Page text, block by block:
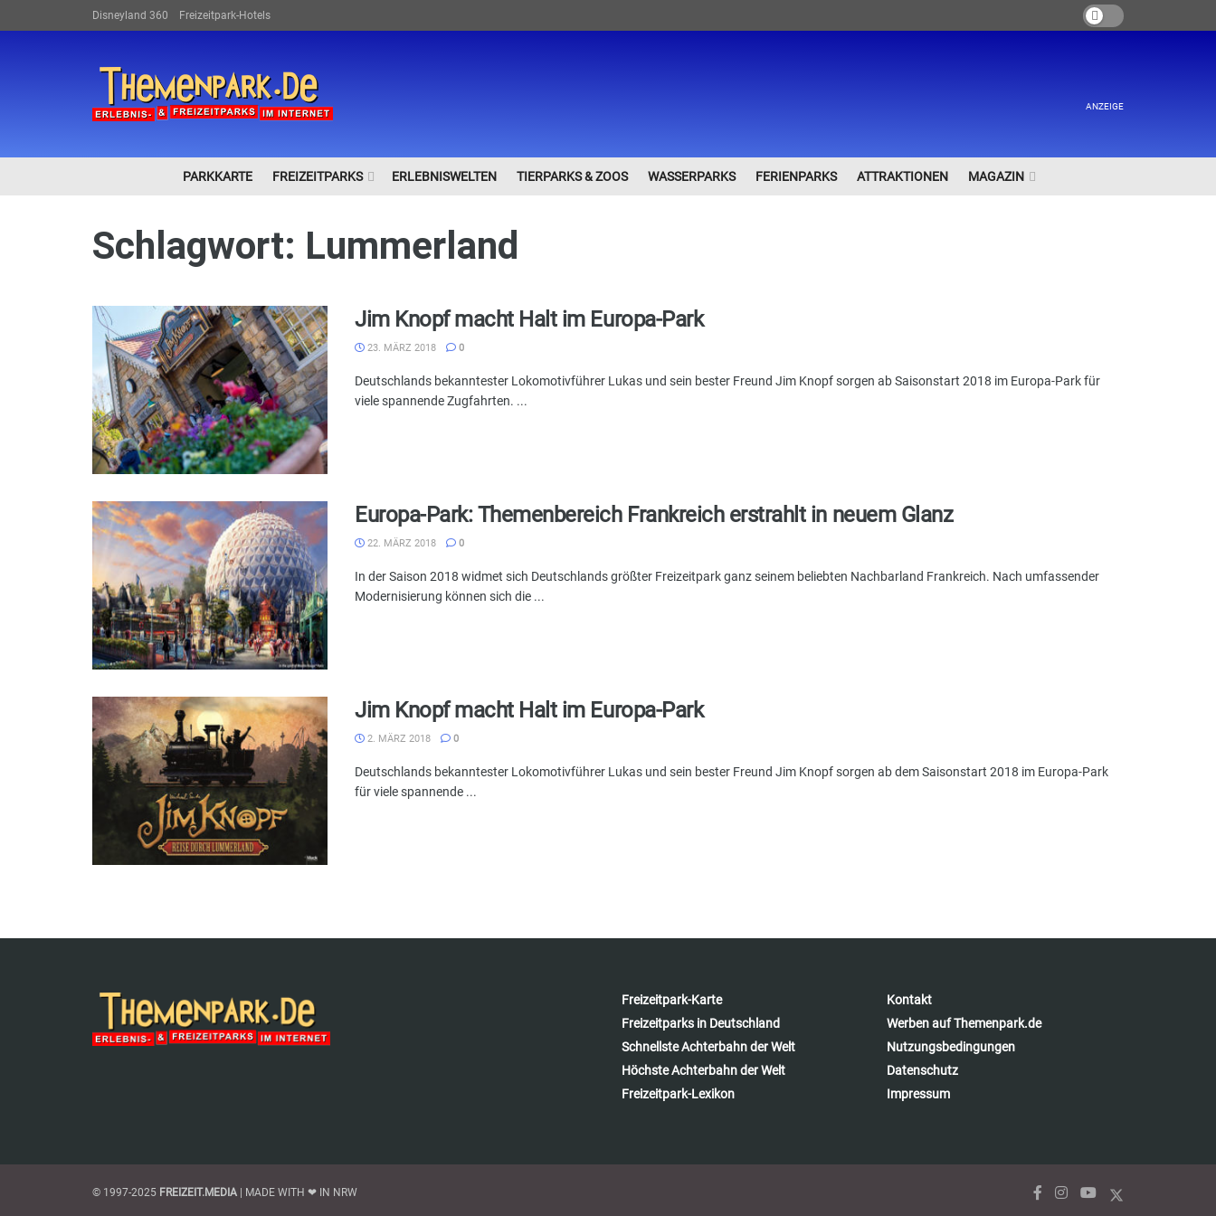
Disneyland 360 Freizeitpark-Hotels
ANZEIGE
PARKKARTE FREIZEITPARKS ERLEBNISWELTEN TIERPARKS & ZOOS WASSERPARKS FERIENPARKS ATTRAKTIONEN MAGAZIN
Schlagwort: Lummerland
Jim Knopf macht Halt im Europa-Park
23. MÄRZ 2018 0
Deutschlands bekanntester Lokomotivführer Lukas und sein bester Freund Jim Knopf sorgen ab Saisonstart 2018 im Europa-Park für
viele spannende Zugfahrten. ...
Europa-Park: Themenbereich Frankreich erstrahlt in neuem Glanz
22. MÄRZ 2018 0
In der Saison 2018 widmet sich Deutschlands größter Freizeitpark ganz seinem beliebten Nachbarland Frankreich. Nach umfassender
Modernisierung können sich die ...
Jim Knopf macht Halt im Europa-Park
2. MÄRZ 2018 0
Deutschlands bekanntester Lokomotivführer Lukas und sein bester Freund Jim Knopf sorgen ab dem Saisonstart 2018 im Europa-Park
für viele spannende ...
Freizeitpark-Karte
Freizeitparks in Deutschland
Schnellste Achterbahn der Welt
Höchste Achterbahn der Welt
Freizeitpark-Lexikon
Kontakt
Werben auf Themenpark.de
Nutzungsbedingungen
Datenschutz
Impressum
© 1997-2025 FREIZEIT.MEDIA | MADE WITH ❤ IN NRW